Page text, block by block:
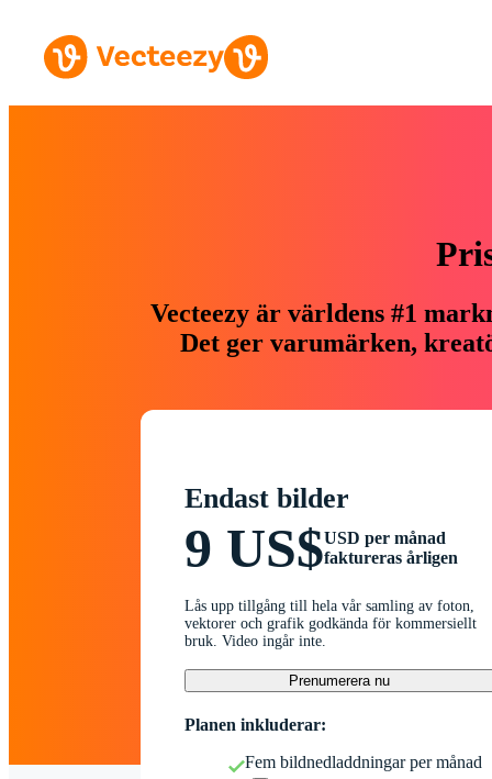
Vecteezy är världens #1
Det ger varumärken,
Endast bilder
9 US$USD per månad
faktureras årligen
Lås upp tillgång till hela vår samling av foton,
vektorer och grafik godkända för kommersiellt
bruk. Video ingår inte.
Prenumerera nu
Planen inkluderar:
Fem bildnedladdningar per månad